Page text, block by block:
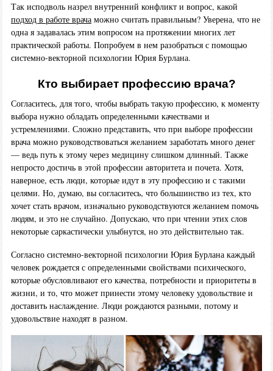
Так исподволь назрел внутренний конфликт и вопрос, какой
подход в работе врачаможно считать правильным? Уверена, что не
одна я задавалась этим вопросом на протяжении многих лет
практической работы. Попробуем в нем разобраться с помощью
системно-векторной психологии Юрия Бурлана.
Кто выбирает профессию врача?
Согласитесь, для того, чтобы выбрать такую профессию, к моменту
выбора нужно обладать определенными качествами и
устремлениями. Сложно представить, что при выборе профессии
врача можно руководствоваться желанием заработать много денег
— ведь путь к этому через медицину слишком длинный. Также
непросто достичь в этой профессии авторитета и почета. Хотя,
наверное, есть люди, которые идут в эту профессию и с такими
целями. Но, думаю, вы согласитесь, что большинство из тех, кто
хочет стать врачом, изначально руководствуются желанием помочь
людям, и это не случайно. Допускаю, что при чтении этих слов
некоторые саркастически улыбнутся, но это действительно так.
Согласно системно-векторной психологии Юрия Бурлана каждый
человек рождается с определенными свойствами психического,
которые обусловливают его качества, потребности и приоритеты в
жизни, и то, что может принести этому человеку удовольствие и
доставить наслаждение. Люди рождаются разными, потому и
удовольствие находят в разном.